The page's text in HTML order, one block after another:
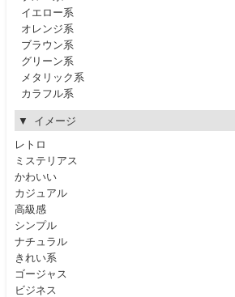
イエロー系
オレンジ系
ブラウン系
グリーン系
メタリック系
カラフル系
イメージ
レトロ
ミステリアス
かわいい
カジュアル
高級感
シンプル
ナチュラル
きれい系
ゴージャス
ビジネス